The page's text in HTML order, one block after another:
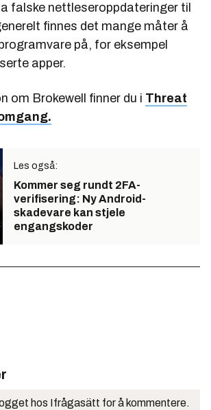
falske nettleseroppdateringer til
finnes det mange måter å
på, for eksempel
apper.
om Brokewell finner du i Threat
Les også:
Kommer seg rundt 2FA-
verifisering: Ny Android-
skadevare kan stjele
engangskoder
hos Ifrågasätt for å kommentere.